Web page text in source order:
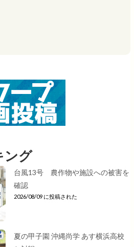
ング
台風13号 農作物や施設への被害を
確認
2026/08/09 に投稿された
夏の甲子園 沖縄尚学 あす横浜高校